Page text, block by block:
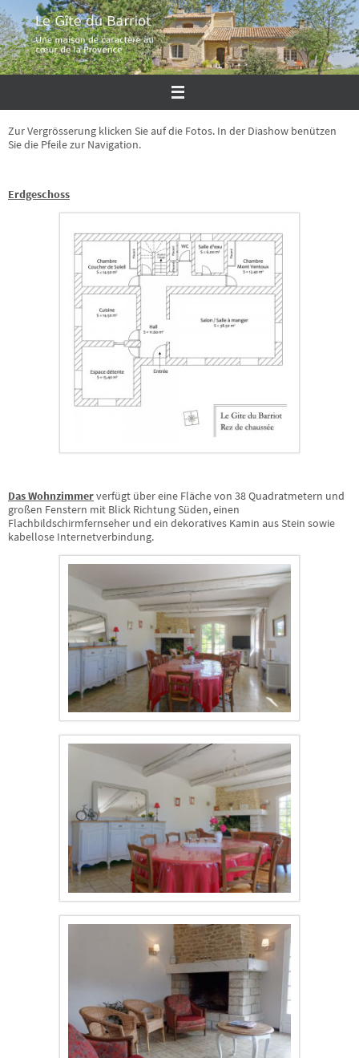
Inhalt
springen
Zur Vergrösserung klicken Sie auf die Fotos. In der Diashow benützen
Sie die Pfeile zur Navigation.
Erdgeschoss
Das Wohnzimmerverfügt über eine Fläche von 38 Quadratmetern und
großen Fenstern mit Blick Richtung Süden, einen
Flachbildschirmfernseher und ein dekoratives Kamin aus Stein sowie
kabellose Internetverbindung.